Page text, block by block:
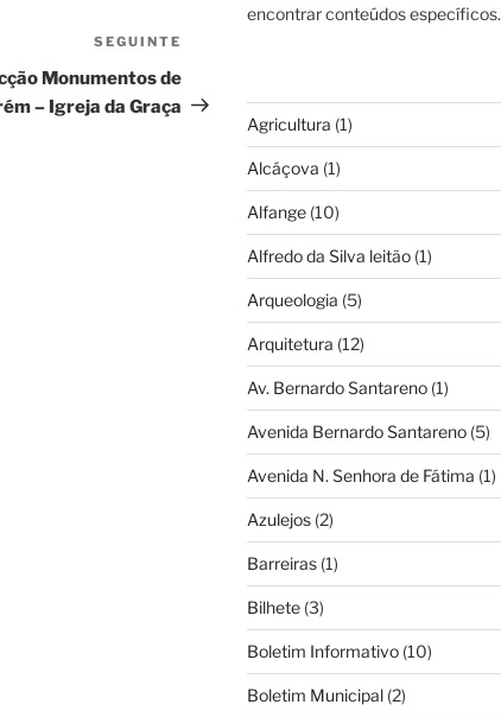
seguinte
SEGUINTE
Monumentos de
– Igreja da Graça
encontrar conteúdos específicos.
Agricultura (1)
Alcáçova (1)
Alfange(10)
Alfredo da Silva leitão(1)
Arqueologia (5)
Arquitetura (12)
Av. Bernardo Santareno(1)
Avenida Bernardo Santareno(5)
Avenida N. Senhora de Fátima (1)
Azulejos(2)
Barreiras(1)
Bilhete(3)
Boletim Informativo(10)
Boletim Municipal(2)